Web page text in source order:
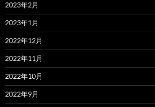
2023年2月
2023年1月
2022年12月
2022年11月
2022年10月
2022年9月